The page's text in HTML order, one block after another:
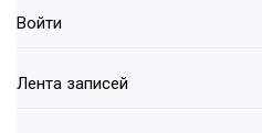
Войти
Лента записей